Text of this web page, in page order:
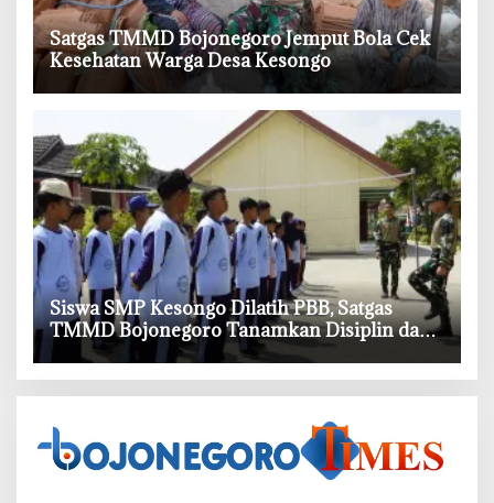
‎Satgas TMMD Bojonegoro Jemput Bola Cek
Kesehatan Warga Desa Kesongo
Siswa SMP Kesongo Dilatih PBB, Satgas
TMMD Bojonegoro Tanamkan Disiplin dan
Percaya Diri